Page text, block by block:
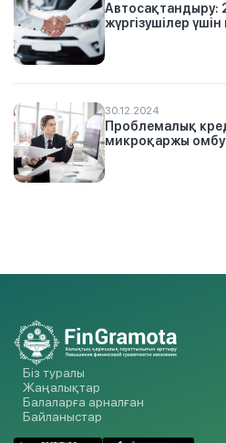
Автосақтандыру:
жүргізушілер үшін
30.12.2024
Проблемалық
микроқаржы
Біз туралы
Жаңалықтар
Балаларға арналған
Байланыстар